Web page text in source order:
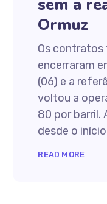
sem a
Ormuz
Os
encerraram
(06) e a
voltou a
80 por barril.
desde o início
READ MORE